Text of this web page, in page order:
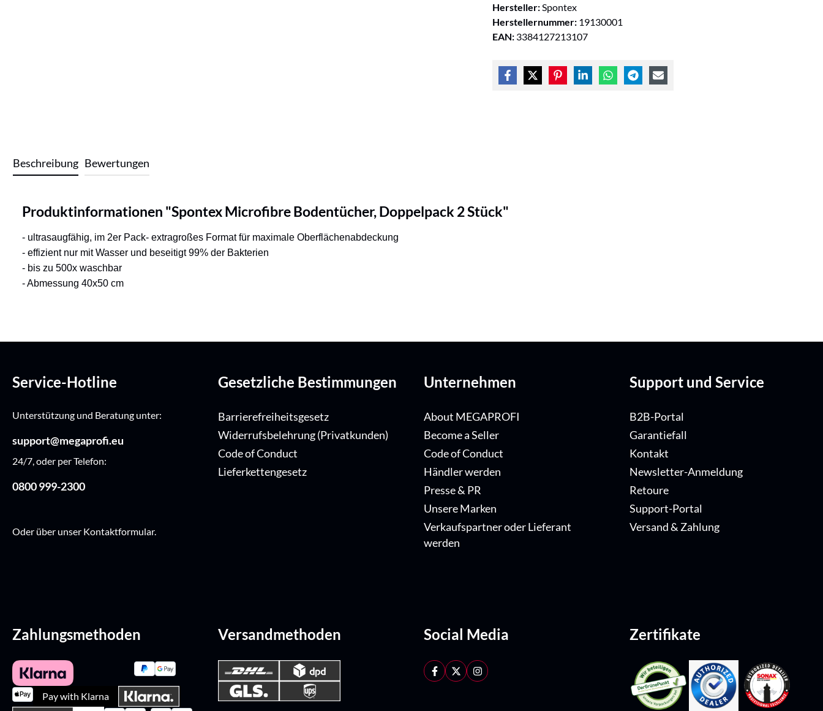
Hersteller:Spontex
Herstellernummer: 19130001
EAN: 3384127213107
Beschreibung Bewertungen
Produktinformationen "Spontex Microfibre Bodentücher, Doppelpack 2 Stück"
- ultrasaugfähig, im 2er Pack- extragroßes Format für maximale Oberflächenabdeckung
- effizient nur mit Wasser und beseitigt 99% der Bakterien
- bis zu 500x waschbar
- Abmessung 40x50 cm
Service-Hotline
Unterstützung und Beratung unter:
support@megaprofi.eu
24/7, oder per Telefon:
0800 999-2300
Oder über unser Kontaktformular.
Gesetzliche Bestimmungen
Barrierefreiheitsgesetz
Widerrufsbelehrung (Privatkunden)
Code of Conduct
Lieferkettengesetz
Unternehmen
About MEGAPROFI
Become a Seller
Code of Conduct
Händler werden
Presse & PR
Unsere Marken
Verkaufspartner oder Lieferant
werden
Support und Service
B2B-Portal
Garantiefall
Kontakt
Newsletter-Anmeldung
Retoure
Support-Portal
Versand & Zahlung
Zahlungsmethoden
Pay with Klarna
Versandmethoden Social Media Zertifikate